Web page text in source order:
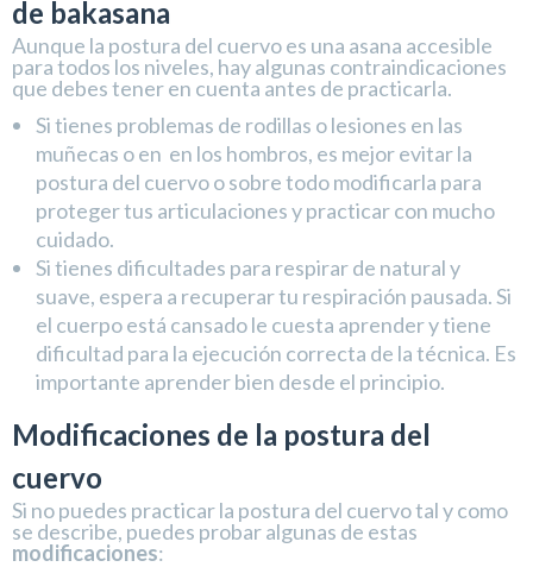
de bakasana
Aunque la postura del cuervo es una asana accesible
para todos los niveles, hay algunas contraindicaciones
que debes tener en cuenta antes de practicarla.
Si tienes problemas de rodillas o lesiones en las
muñecas o en en los hombros, es mejor evitar la
postura del cuervo o sobre todo modificarla para
proteger tus articulaciones y practicar con mucho
cuidado.
Si tienes dificultades para respirar de natural y
suave, espera a recuperar tu respiración pausada. Si
el cuerpo está cansado le cuesta aprender y tiene
dificultad para la ejecución correcta de la técnica. Es
importante aprender bien desde el principio.
Modificaciones de la postura del
cuervo
Si no puedes practicar la postura del cuervo tal y como
se describe, puedes probar algunas de estas
modificaciones: